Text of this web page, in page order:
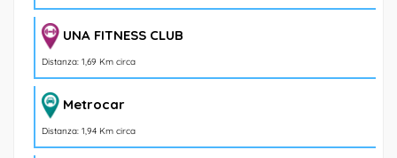
UNA FITNESS CLUB
Distanza: 1,69 Km circa
Metrocar
Distanza: 1,94 Km circa